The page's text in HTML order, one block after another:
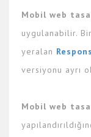
Mobil web
uygulanabilir.
yeralan
versiyonu ayrı
Mobil web